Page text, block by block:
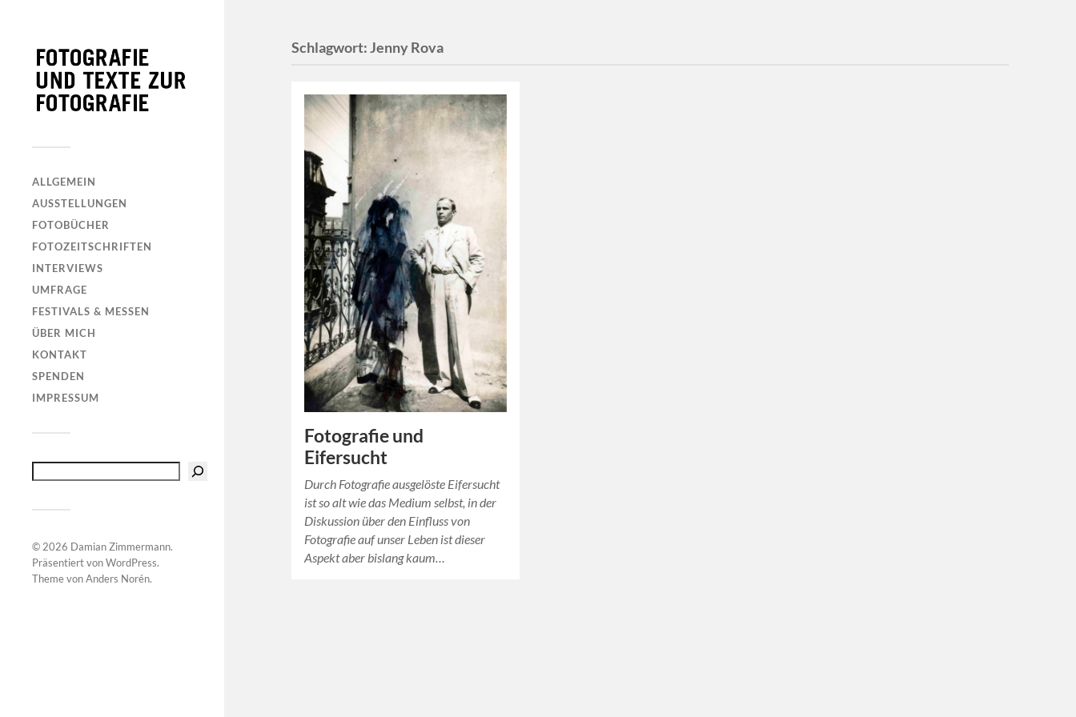
ALLGEMEIN
AUSSTELLUNGEN
FOTOBÜCHER
FOTOZEITSCHRIFTEN
INTERVIEWS
UMFRAGE
FESTIVALS & MESSEN
ÜBER MICH
KONTAKT
SPENDEN
IMPRESSUM
© 2026 Damian Zimmermann.
Präsentiert vonWordPress.
Theme vonAnders Norén.
Schlagwort:Jenny Rova
Fotografie und
Eifersucht
Durch Fotografie ausgelöste Eifersucht
ist so alt wie das Medium selbst, in der
Diskussion über den Einfluss von
Fotografie auf unser Leben ist dieser
Aspekt aber bislang kaum…